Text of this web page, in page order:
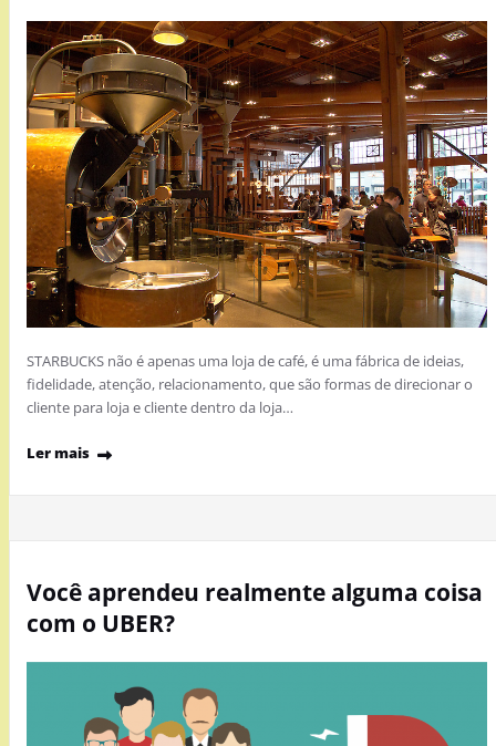
STARBUCKS não é apenas uma loja de café, é uma fábrica de ideias,
fidelidade, atenção, relacionamento, que são formas de direcionar o
cliente para loja e cliente dentro da loja…
Ler mais
Você aprendeu realmente alguma coisa
com o UBER?